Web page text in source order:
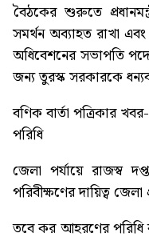
বৈঠকের শুরুতে
সমর্থন অব্যাহত রাখা
অধিবেশনের সভাপতি পদে
জন্য তুরস্ক সরকারকে
বণিক বার্তা পত্রিকার খবর-
পরিধি
জেলা পর্যায়ে রাজস্ব
পরিবীক্ষণের দায়িত্ব
তবে কর আহরণের পরিধি